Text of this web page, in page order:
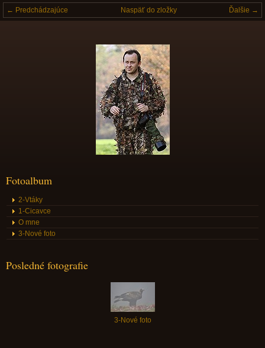
← Predchádzajúce Ďalšie →
Naspäť do zložky
Fotoalbum
2-Vtáky
1-Cicavce
O mne
3-Nové foto
Posledné fotografie
3-Nové foto